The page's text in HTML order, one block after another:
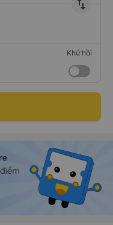
import_export
Khứ hồi